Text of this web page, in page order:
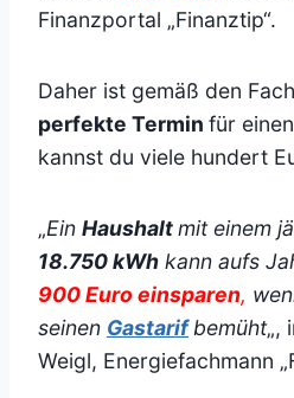
Finanzportal „Finanztip“.
Daher ist gemäß den
perfekte Termin für einen
kannst du viele hundert
„Ein Haushaltmit einem
18.750 kWh kann aufs
900 Euro einsparen,
seinen Gastarif bemüht„,
Weigl, Energiefachmann